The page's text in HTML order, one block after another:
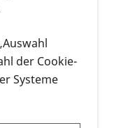
der Cookie-
Systeme